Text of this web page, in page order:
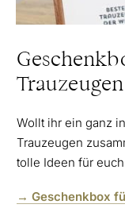
Trauzeugen
Wollt ihr ein ganz
Trauzeugen
tolle Ideen für
→ Geschenkbox